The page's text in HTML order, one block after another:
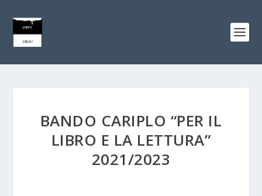
BANDO CARIPLO “PER IL
LIBRO E LA LETTURA”
2021/2023